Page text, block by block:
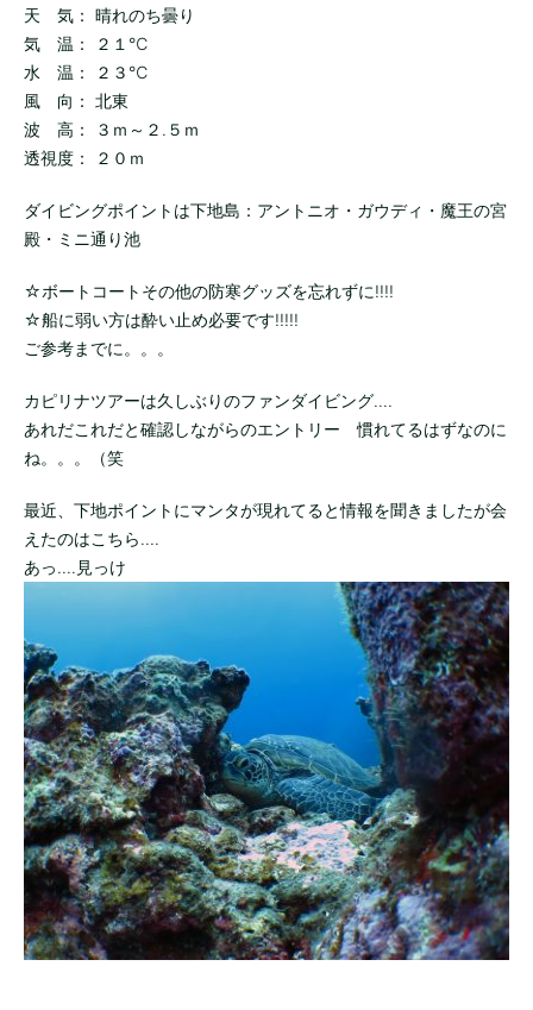
天 気： 晴れのち曇り
気 温： ２１℃
水 温： ２３℃
風 向： 北東
波 高： ３ｍ～２.５ｍ
透視度： ２０ｍ
ダイビングポイントは下地島：アントニオ・ガウディ・魔王の宮
殿・ミニ通り池
☆ボートコートその他の防寒グッズを忘れずに!!!!
☆船に弱い方は酔い止め必要です!!!!!
ご参考までに。。。
カピリナツアーは久しぶりのファンダイビング....
あれだこれだと確認しながらのエントリー 慣れてるはずなのに
ね。。。（笑
最近、下地ポイントにマンタが現れてると情報を聞きましたが会
えたのはこちら....
あっ....見っけ